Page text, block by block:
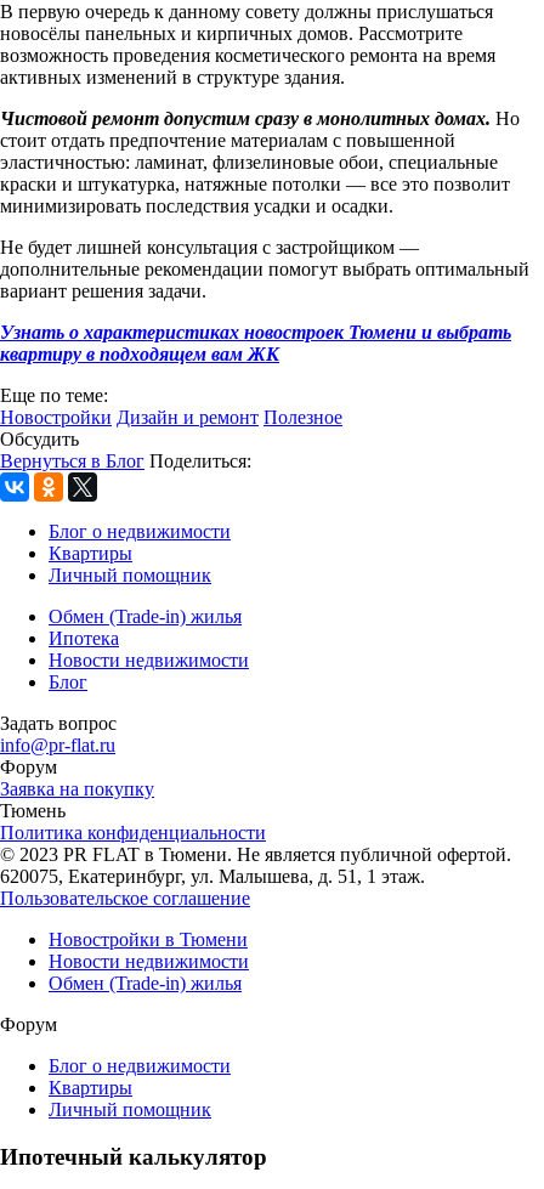
В первую очередь к данному совету должны прислушаться
новосёлы панельных и кирпичных домов. Рассмотрите
возможность проведения косметического ремонта на время
активных изменений в структуре здания.
Чистовой ремонт допустим сразу в монолитных домах. Но
стоит отдать предпочтение материалам с повышенной
эластичностью: ламинат, флизелиновые обои, специальные
краски и штукатурка, натяжные потолки — все это позволит
минимизировать последствия усадки и осадки.
Не будет лишней консультация с застройщиком —
дополнительные рекомендации помогут выбрать оптимальный
вариант решения задачи.
Узнать о характеристиках новостроек Тюмени и выбрать
квартиру в подходящем вам ЖК
Еще по теме:
Новостройки Дизайн и ремонт Полезное
Обсудить
Вернуться в Блог Поделиться:
Блог о недвижимости
Квартиры
Личный помощник
Обмен (Trade-in) жилья
Ипотека
Новости недвижимости
Блог
Задать вопрос
info@pr-flat.ru
Форум
Заявка на покупку
Тюмень
Политика конфиденциальности
© 2023 PR FLAT в Тюмени. Не является публичной офертой.
620075, Екатеринбург, ул. Малышева, д. 51, 1 этаж.
Пользовательское соглашение
Новостройки в Тюмени
Новости недвижимости
Обмен (Trade-in) жилья
Форум
Блог о недвижимости
Квартиры
Личный помощник
Ипотечный калькулятор